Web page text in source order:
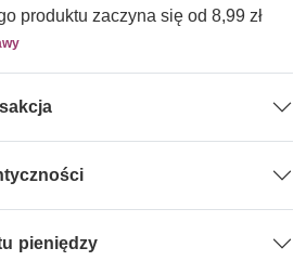
produktu zaczyna się od 8,99 zł
pieniędzy